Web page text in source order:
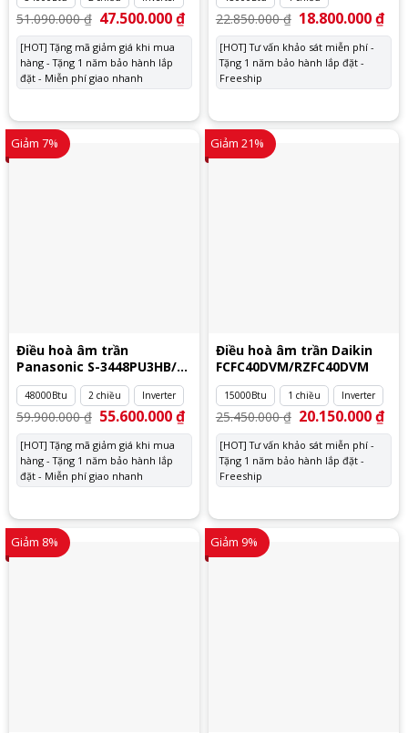
51.090.000₫ Giá
gốc
là:
51.090.000 ₫.
47.500.000₫Giá
tại
47.500.000 ₫.
[HOT] Tặng mã giảm giá khi mua
hàng - Tặng 1 năm bảo hành lắp
đặt - Miễn phí giao nhanh
22.850.000₫ Giá
gốc
là:
22.850.000 ₫.
18.800.000₫Giá
tại
[HOT] Tư vấn khảo sát miễn phí -
Tặng 1 năm bảo hành lắp đặt -
Freeship
Giảm 7%
Điều hoà âm trần
Panasonic S-3448PU3HB/U-
48PZ3H5
48000Btu 2 chiều Inverter
59.900.000₫ Giá
gốc
là:
59.900.000 ₫.
55.600.000₫Giá
tại
55.600.000 ₫.
[HOT] Tặng mã giảm giá khi mua
hàng - Tặng 1 năm bảo hành lắp
đặt - Miễn phí giao nhanh
Giảm 21%
Điều hoà âm trần Daikin
FCFC40DVM/RZFC40DVM
15000Btu 1 chiều Inverter
25.450.000₫ Giá
gốc
là:
25.450.000 ₫.
20.150.000₫Giá
tại
[HOT] Tư vấn khảo sát miễn phí -
Tặng 1 năm bảo hành lắp đặt -
Freeship
Giảm 8% Giảm 9%